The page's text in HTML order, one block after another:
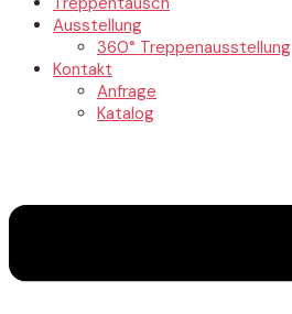
Ausstellung
360° Treppenausstellung
Kontakt
Anfrage
Katalog